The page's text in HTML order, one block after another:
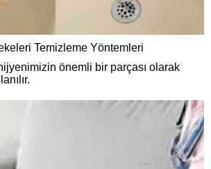
Temizleme Yöntemleri
önemli bir parçası olarak